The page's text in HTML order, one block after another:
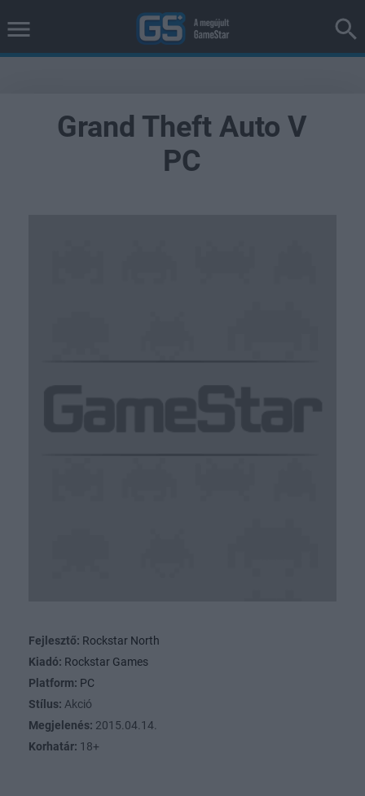
Grand Theft Auto V
PC
Fejlesztő: Rockstar North
Kiadó: Rockstar Games
Platform: PC
Stílus: Akció
Megjelenés: 2015.04.14.
Korhatár: 18+